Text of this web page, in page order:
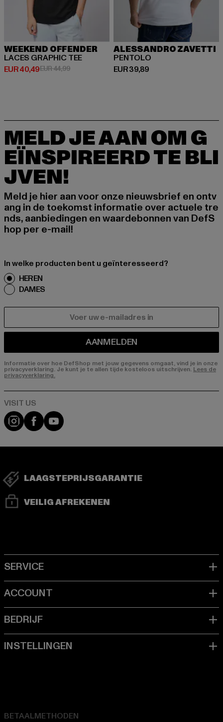
WEEKEND OFFENDER
LACES GRAPHIC TEE
EUR 40,49
Huidige prijs: EUR 40,49
EUR 44,99Actieprijs: EUR 44,99
ALESSANDRO ZAVETTI
PENTOLO
EUR 39,89
Huidige prijs: EUR 39,89
MELD JE AAN OM G
EÏNSPIREERD TE BLI
JVEN!
Meld je hier aan voor onze nieuwsbrief en ontv
ang in de toekomst informatie over actuele tre
nds, aanbiedingen en waardebonnen van DefS
hop per e-mail!
In welke producten bent u geïnteresseerd?
HEREN
DAMES
AANMELDEN
Informatie over hoe DefShop met jouw gegevens omgaat, vind je in onze
privacyverklaring. Je kunt je te allen tijde kosteloos uitschrijven. Lees de
privacyverklaring.
Visit our Instagram page:
Visit our Facebook page:
Visit our YouTube channel:
LAAGSTEPRIJSGARANTIE
VEILIG AFREKENEN
BETAALMETHODEN